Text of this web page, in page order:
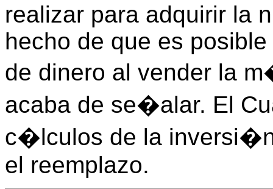
realizar para adquirir la
hecho de que es
de dinero al vender la
acaba de se�alar. El
c�lculos de la
el reemplazo.